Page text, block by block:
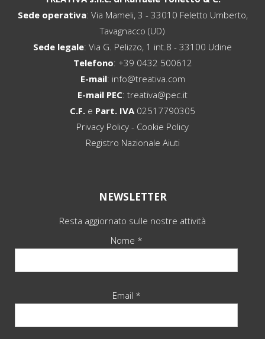
Sede operativa: Via Mameli, 3 - 33010 Feletto Umberto,
Tavagnacco (UD)
Sede legale: Via G. Pelizzo, 1 int.8 - 33100 Udine
Telefono: +39 0432 500612
E-mail: info@treativa.com
E-mail PEC: treativa@pec.it
C.F. e Part. IVA02517790305
Privacy Policy - Cookie Policy
Registro Nazionale Aiuti
NEWSLETTER
Resta aggiornato sulle nostre attività
Nome *
Email *